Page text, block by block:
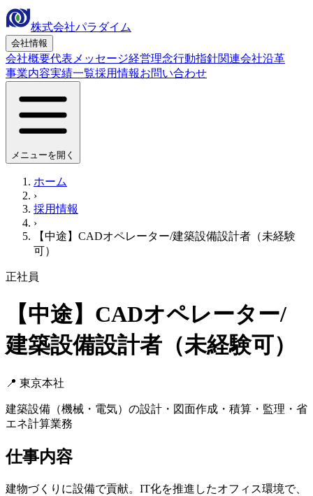
株式会社パラダイム
会社情報
会社概要代表メッセージ経営理念行動指針関連会社沿革
事業内容実績一覧採用情報お問い合わせ
メニューを開く
ホーム
›
採用情報
›
【中途】CADオペレーター/建築設備設計者（未経験
可）
正社員
【中途】CADオペレーター/
建築設備設計者（未経験可）
📍 東京本社
建築設備（機械・電気）の設計・図面作成・積算・監理・省
エネ計算業務
仕事内容
建物づくりに設備で貢献。IT化を推進したオフィス環境で、